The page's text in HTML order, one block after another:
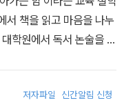
서 책을 읽고 마음을 나누
학원에서 독서 논술을 전
독서 고전 문학』, 『하루
저자파일 신간알림 신청